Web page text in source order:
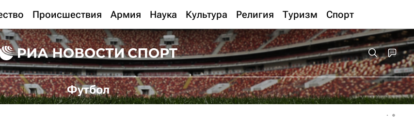
Происшествия Армия Наука Культура Религия Туризм Спорт
Футбол